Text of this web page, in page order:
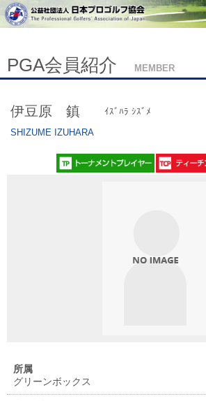
PGA会員紹介 MEMBER
伊豆原 鎮
ｲｽﾞﾊﾗ ｼｽﾞﾒ
SHIZUME IZUHARA
所属
グリーンボックス